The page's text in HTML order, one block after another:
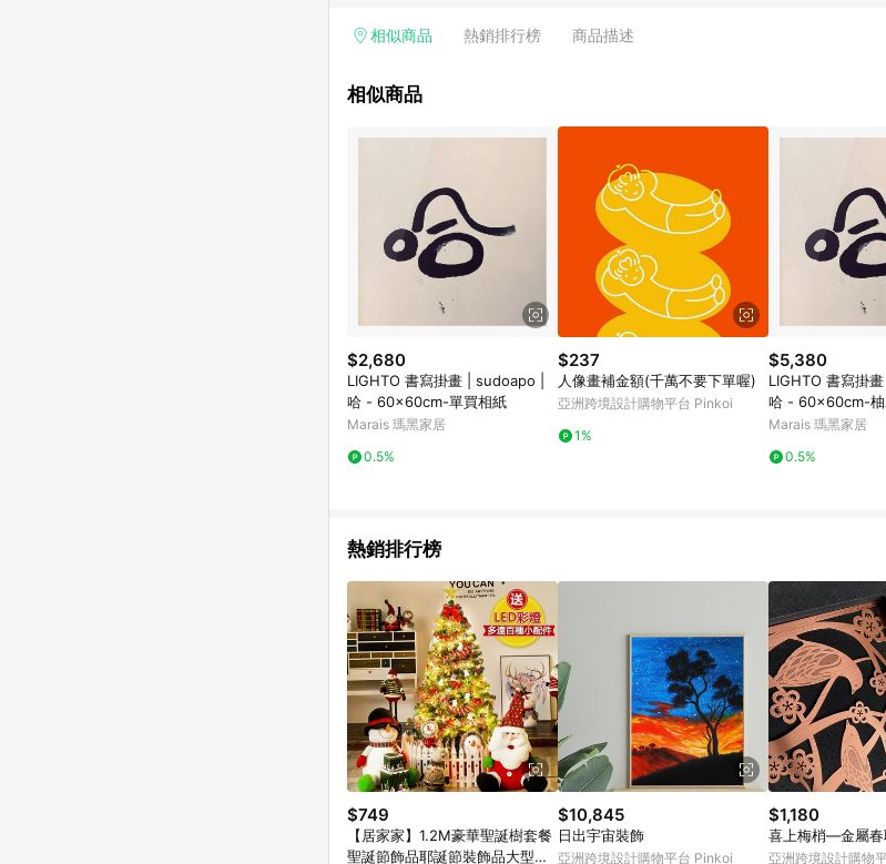
相似商品 熱銷排行榜 商品描述
相似商品
$2,680
LIGHTO 書寫掛畫 | sudoapo |
哈 - 60x60cm-單買相紙
Marais 瑪黑家居
0.5%
$237
人像畫補金額(千萬不要下單喔)
亞洲跨境設計購物平台 Pinkoi
1%
$5,380
LIGHTO 書寫掛畫 | sudoapo |
哈 - 60x60cm-柚
Marais 瑪黑家居
0.5%
熱銷排行榜
$749
【居家家】1.2M豪華聖誕樹套餐
聖誕節飾品耶誕節裝飾品大型家
$10,845
日出宇宙裝飾
亞洲跨境設計購物平台 Pinkoi
$1,180
喜上梅梢―金屬
亞洲跨境設計購物